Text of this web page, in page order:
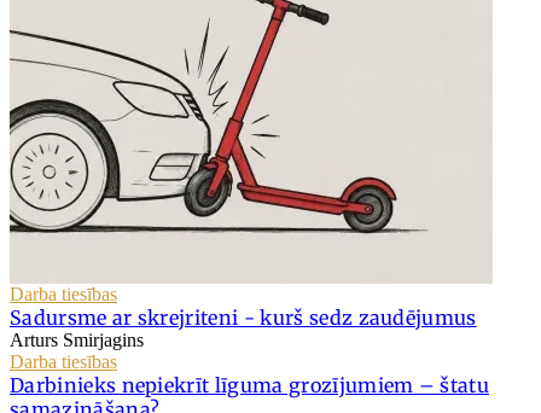
Darba tiesības
Sadursme ar skrejriteni - kurš sedz zaudējumus
Arturs Smirjagins
Darba tiesības
Darbinieks nepiekrīt līguma grozījumiem – štatu